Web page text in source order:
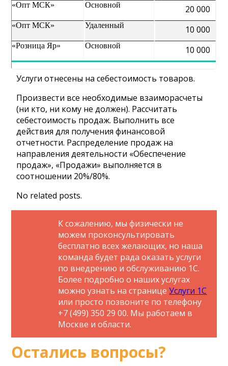
«Опт МСК»
Основной 20 000
«Опт МСК» Удаленный 10 000
«Розница Яр» Основной 10 000
Услуги отнесены на себестоимость товаров.
Произвести все необходимые взаиморасчеты
(ни кто, ни кому не должен). Рассчитать
себестоимость продаж. Выполнить все
действия для получения финансовой
отчетности. Распределение продаж на
направления деятельности «Обеспечение
продаж», «Продажи» выполняется в
соотношении 20%/80%.
No related posts.
К сожалению, мы физически не
можем проконсультировать
бесплатно всех желающих, но наша
команда будет рада оказать услуги
по внедрению и обслуживанию 1С.
Более подробно о наших услугах
можно узнать на страницеУслуги 1С
или просто позвоните по телефону
+7 (499) 350 29 00. Мы работаем в
Москве и области.
Остались вопросы?